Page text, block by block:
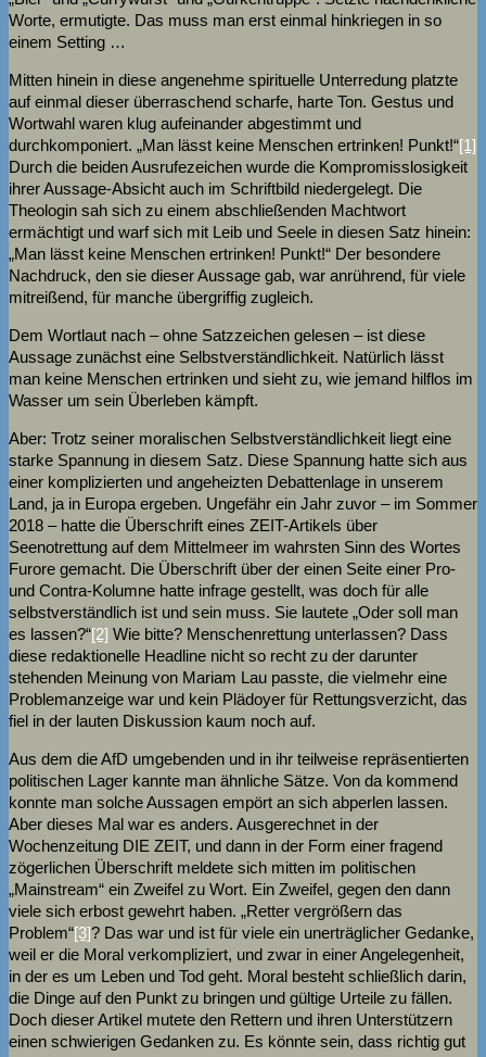
Worte, ermutigte. Das muss man erst einmal hinkriegen in so
einem Setting …
Mitten hinein in diese angenehme spirituelle Unterredung platzte
auf einmal dieser überraschend scharfe, harte Ton. Gestus und
Wortwahl waren klug aufeinander abgestimmt und
durchkomponiert. „Man lässt keine Menschen ertrinken! Punkt!“[1]
Durch die beiden Ausrufezeichen wurde die Kompromisslosigkeit
ihrer Aussage-Absicht auch im Schriftbild niedergelegt. Die
Theologin sah sich zu einem abschließenden Machtwort
ermächtigt und warf sich mit Leib und Seele in diesen Satz hinein:
„Man lässt keine Menschen ertrinken! Punkt!“ Der besondere
Nachdruck, den sie dieser Aussage gab, war anrührend, für viele
mitreißend, für manche übergriffig zugleich.
Dem Wortlaut nach – ohne Satzzeichen gelesen – ist diese
Aussage zunächst eine Selbstverständlichkeit. Natürlich lässt
man keine Menschen ertrinken und sieht zu, wie jemand hilflos im
Wasser um sein Überleben kämpft.
Aber: Trotz seiner moralischen Selbstverständlichkeit liegt eine
starke Spannung in diesem Satz. Diese Spannung hatte sich aus
einer komplizierten und angeheizten Debattenlage in unserem
Land, ja in Europa ergeben. Ungefähr ein Jahr zuvor – im Sommer
2018 – hatte die Überschrift eines ZEIT-Artikels über
Seenotrettung auf dem Mittelmeer im wahrsten Sinn des Wortes
Furore gemacht. Die Überschrift über der einen Seite einer Pro-
und Contra-Kolumne hatte infrage gestellt, was doch für alle
selbstverständlich ist und sein muss. Sie lautete „Oder soll man
es lassen?“[2] Wie bitte? Menschenrettung unterlassen? Dass
diese redaktionelle Headline nicht so recht zu der darunter
stehenden Meinung von Mariam Lau passte, die vielmehr eine
Problemanzeige war und kein Plädoyer für Rettungsverzicht, das
fiel in der lauten Diskussion kaum noch auf.
Aus dem die AfD umgebenden und in ihr teilweise repräsentierten
politischen Lager kannte man ähnliche Sätze. Von da kommend
konnte man solche Aussagen empört an sich abperlen lassen.
Aber dieses Mal war es anders. Ausgerechnet in der
Wochenzeitung DIE ZEIT, und dann in der Form einer fragend
zögerlichen Überschrift meldete sich mitten im politischen
„Mainstream“ ein Zweifel zu Wort. Ein Zweifel, gegen den dann
viele sich erbost gewehrt haben. „Retter vergrößern das
Problem“[3]? Das war und ist für viele ein unerträglicher Gedanke,
weil er die Moral verkompliziert, und zwar in einer Angelegenheit,
in der es um Leben und Tod geht. Moral besteht schließlich darin,
die Dinge auf den Punkt zu bringen und gültige Urteile zu fällen.
Doch dieser Artikel mutete den Rettern und ihren Unterstützern
einen schwierigen Gedanken zu. Es könnte sein, dass richtig gut